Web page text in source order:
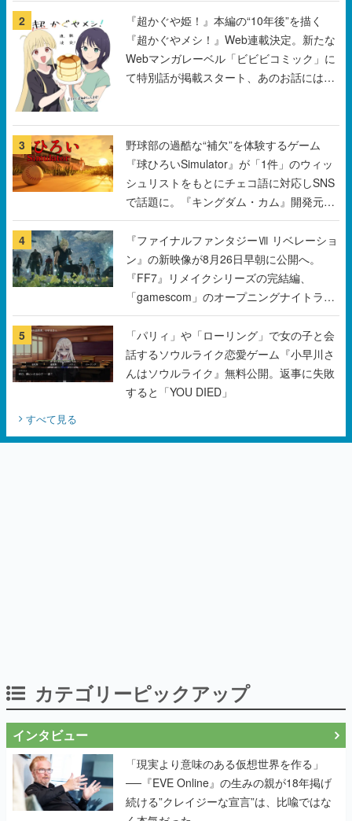
2
『超かぐや姫！』本編の“10年後”を描く
『超かぐやメシ！』Web連載決定。新たな
Webマンガレーベル「ビビビコミック」に
て特別話が掲載スタート、あのお話には…
3
野球部の過酷な“補欠”を体験するゲーム
『球ひろいSimulator』が「1件」のウィッ
シュリストをもとにチェコ語に対応しSNS
で話題に。『キングダム・カム』開発元や
チェコのプロ野球選手から称賛の声
4
『ファイナルファンタジーⅦ リベレーショ
ン』の新映像が8月26日早朝に公開へ。
『FF7』リメイクシリーズの完結編、
「gamescom」のオープニングナイトライ
ブにてディレクターの浜口直樹氏が登壇す
る予定
5
「パリィ」や「ローリング」で女の子と会
話するソウルライク恋愛ゲーム『小早川さ
んはソウルライク』無料公開。返事に失敗
すると「YOU DIED」
すべて見る
カテゴリーピックアップ
インタビュー
「現実より意味のある仮想世界を作る」
──『EVE Online』の生みの親が18年掲げ
続ける”クレイジーな宣言”は、比喩ではな